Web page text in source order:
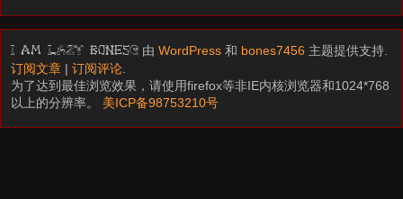
I am LAZY bones? 由WordPress 和 bones7456 主题提供支持.
订阅文章 |订阅评论.
为了达到最佳浏览效果，请使用firefox等非IE内核浏览器和1024*768
以上的分辨率。 美ICP备98753210号